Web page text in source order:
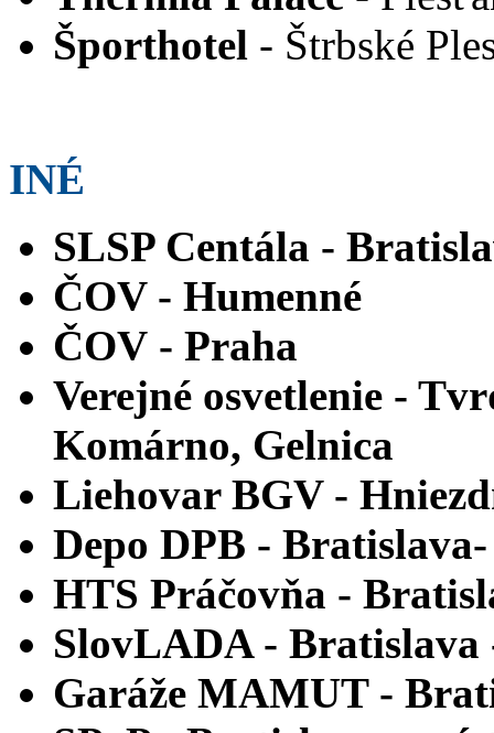
Športhotel - Štrbské
INÉ
SLSP Centála -
ČOV - Humenné
ČOV - Praha
Verejné osvetlenie -
Komárno, Gelnica
Liehovar BGV -
Depo DPB - Bratislava-
HTS Práčovňa -
SlovLADA - Bratislava
Garáže MAMUT -